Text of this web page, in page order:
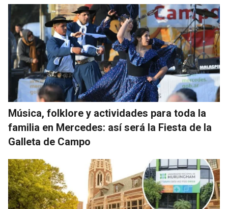
Música, folklore y actividades para toda la
familia en Mercedes: así será la Fiesta de la
Galleta de Campo